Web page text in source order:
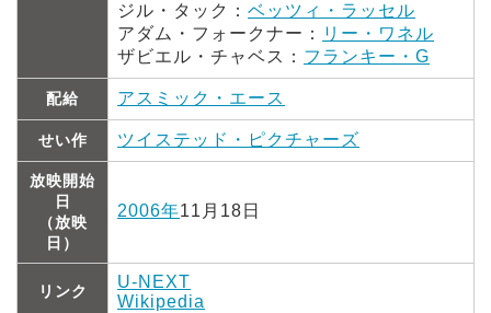
ジル・タック： ベッツィ・ラッセル
アダム・フォークナー：
リー・ワネル
ザビエル・チャベス： フランキー・G
配給 アスミック・エース
せい作 ツイステッド・ピクチャーズ
放映開始
日
（放映
日）
2006年11月18日
リンク
U-NEXT
Wikipedia